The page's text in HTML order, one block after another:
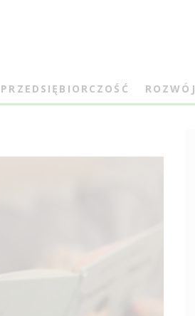
PRZEDSIĘBIORCZOŚĆ ROZWÓJ